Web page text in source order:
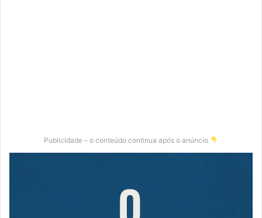
Publicidade – o conteúdo continua após o anúncio